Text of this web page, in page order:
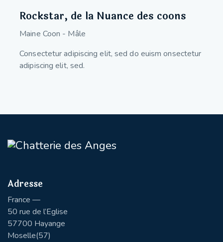
Rockstar, de la Nuance des coons
Maine Coon - Mâle
Consectetur adipiscing elit, sed do euism onsectetur
adipiscing elit, sed.
Adresse
France —
50 rue de l’Eglise
57700 Hayange
Moselle(57)